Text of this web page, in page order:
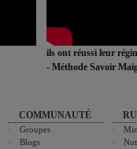
ils ont réussi leur
- Méthode Savoir
COMMUNAUTÉ
Groupes
Blogs